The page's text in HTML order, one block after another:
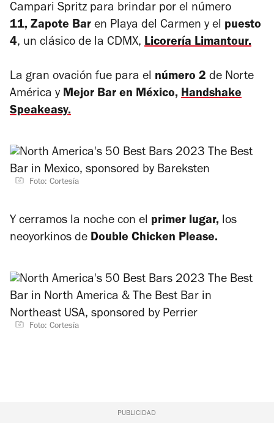
Campari Spritz para brindar por el número
11, Zapote Bar en Playa del Carmen y el puesto
4, un clásico de la CDMX, Licorería Limantour.
La gran ovación fue para el número 2 de Norte
América y Mejor Bar en México, Handshake
Speakeasy.
Foto: Cortesía
Y cerramos la noche con el primer lugar, los
neoyorkinos de Double Chicken Please.
Foto: Cortesía
PUBLICIDAD